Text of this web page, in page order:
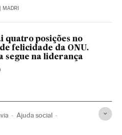
| MADRI
quatro posições no
felicidade da ONU.
segue na liderança
Ajuda social